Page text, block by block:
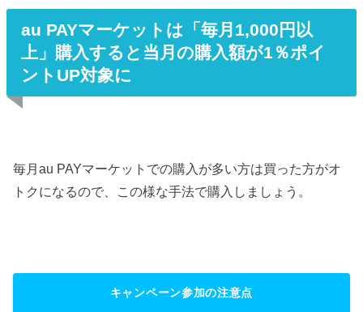
au PAYマーケットは「毎月1,000円以
上」購入すると当月の購入額が1％ポイ
ントUP対象に
毎月au PAYマーケットでの購入が多い方は買った方がオ
トクになるので、この様な手法で購入しましょう。
キャンペーン参加の注意点